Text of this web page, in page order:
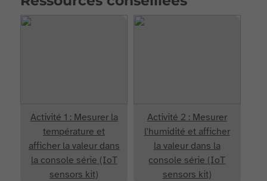
Activité 1 : Mesurer la
température et
afficher la valeur dans
la console série (IoT
sensors kit)
Activité 2 : Mesurer
l'humidité et afficher
la valeur dans la
console série (IoT
sensors kit)